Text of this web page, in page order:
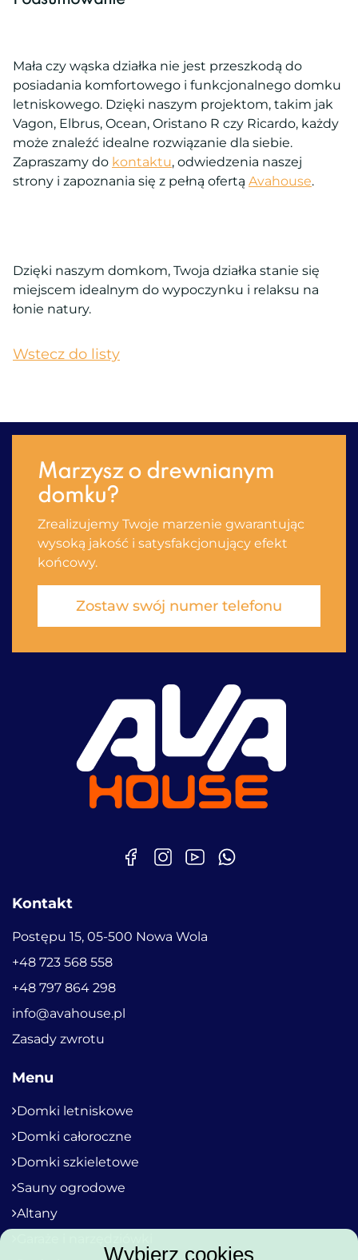
Mała czy wąska działka nie jest przeszkodą do
posiadania komfortowego i funkcjonalnego domku
letniskowego. Dzięki naszym projektom, takim jak
Vagon, Elbrus, Ocean, Oristano R czy Ricardo, każdy
może znaleźć idealne rozwiązanie dla siebie.
Zapraszamy do kontaktu, odwiedzenia naszej
strony i zapoznania się z pełną ofertą Avahouse.
Dzięki naszym domkom, Twoja działka stanie się
miejscem idealnym do wypoczynku i relaksu na
łonie natury.
Wstecz do listy
Marzysz o drewnianym
domku?
Zrealizujemy Twoje marzenie gwarantując
wysoką jakość i satysfakсjonujący efekt
końcowy.
Zostaw swój numer telefonu
Kontakt
Postępu 15, 05-500 Nowa Wola
+48 723 568 558
+48 797 864 298
info@avahouse.pl
Zasady zwrotu
Menu
Domki letniskowe
Domki całoroczne
Domki szkieletowe
Sauny ogrodowe
Altany
Wybierz cookies